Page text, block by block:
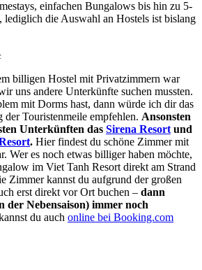
einfachen Bungalows bis hin zu 5-
lediglich die Auswahl an Hostels ist bislang
billigen Hostel mit Privatzimmern war
uns andere Unterkünfte suchen mussten.
mit Dorms hast, dann würde ich dir das
Touristenmeile empfehlen. Ansonsten
Unterkünften das Sirena Resort und
. Hier findest du schöne Zimmer mit
Wer es noch etwas billiger haben möchte,
im Viet Tanh Resort direkt am Strand
Zimmer kannst du aufgrund der großen
erst direkt vor Ort buchen – dann
der Nebensaison) immer noch
du auch online bei Booking.com